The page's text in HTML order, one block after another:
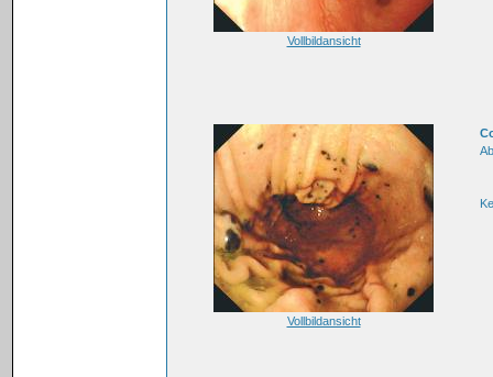
Vollbildansicht
Vollbildansicht